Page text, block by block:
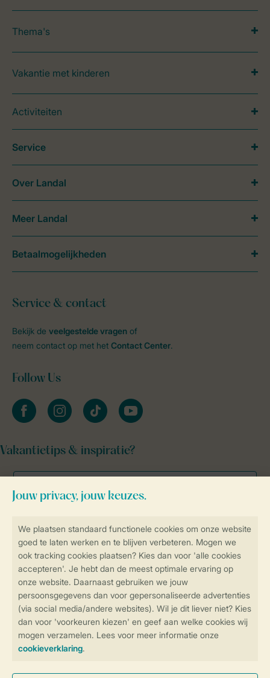
Controle over jouw gegevens &
Veilig en snel online boeken
Veilige gegevensoverdracht
Veilige betaling
Thema's
Vakantie met kinderen
Activiteiten
Service & contact
Bekijk de veelgestelde vragen of
neem contact op met het Contact Center.
Follow Us
facebookinstagramtiktok youtube
Vakantietips & inspiratie?
Service
Over Landal
Meer Landal
Betaalmogelijkheden